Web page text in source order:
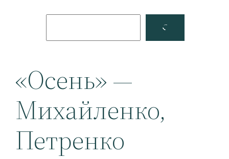
Facebook
«Осень» —
Михайленко,
Петренко